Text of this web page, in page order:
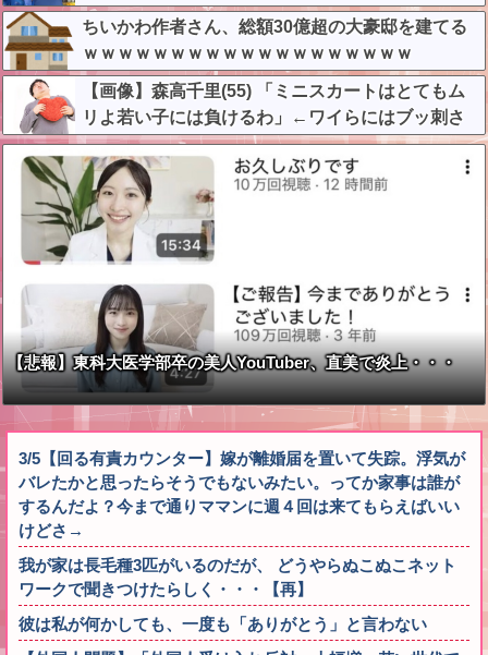
ちいかわ作者さん、総額30億超の大豪邸を建てる
ｗｗｗｗｗｗｗｗｗｗｗｗｗｗｗｗｗｗｗ
【画像】森高千里(55) 「ミニスカートはとてもム
リよ若い子には負けるわ」←ワイらにはブッ刺さ
りまくってしまうw w w w w w
【悲報】東科大医学部卒の美人YouTuber、直美で炎上・・・
3/5【回る有責カウンター】嫁が離婚届を置いて失踪。浮気が
バレたかと思ったらそうでもないみたい。ってか家事は誰が
するんだよ？今まで通りママンに週４回は来てもらえばいい
けどさ→
我が家は長毛種3匹がいるのだが、 どうやらぬこぬこネット
ワークで聞きつけたらしく・・・【再】
彼は私が何かしても、一度も「ありがとう」と言わない